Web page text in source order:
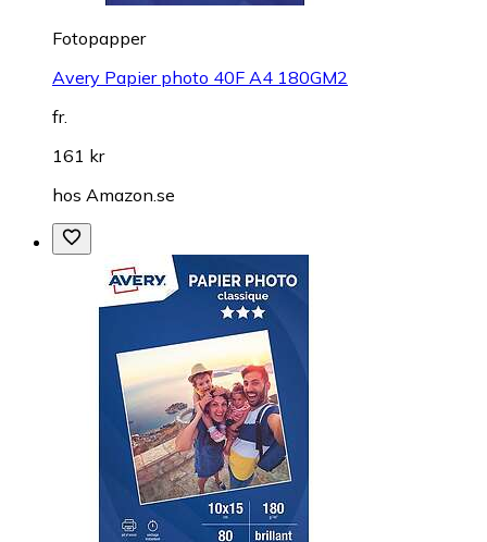
Fotopapper
Avery Papier photo 40F A4 180GM2
fr.
161 kr
hos Amazon.se